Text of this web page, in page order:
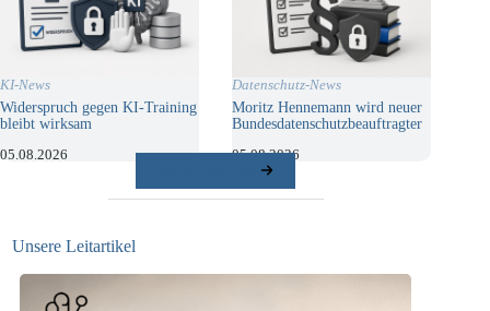
KI-News
Widerspruch gegen KI-Training
bleibt wirksam
05.08.2026
Datenschutz-News
Moritz Hennemann wird neuer
Bundesdatenschutzbeauftragter
05.08.2026
Unsere Leitartikel